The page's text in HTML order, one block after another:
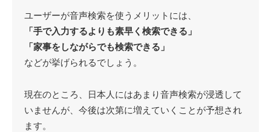
ユーザーが音声検索を使うメリットには、
「手で入力するよりも素早く検索できる」
「家事をしながらでも検索できる」
などが挙げられるでしょう。
現在のところ、日本人にはあまり音声検索が浸透して
いませんが、今後は次第に増えていくことが予想され
ます。